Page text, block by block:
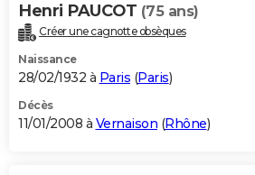
Henri PAUCOT (75 ans)
Créer une cagnotte obsèques
Naissance
28/02/1932 à Paris (Paris)
Décès
11/01/2008 à Vernaison (Rhône)